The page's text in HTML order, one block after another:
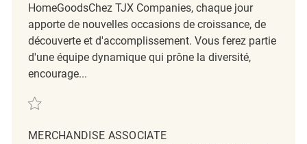
HomeGoodsChez TJX Companies, chaque jour
apporte de nouvelles occasions de croissance, de
découverte et d'accomplissement. Vous ferez partie
d'une équipe dynamique qui prône la diversité,
encourage...
Sauvegarder Merchandise Coordinator REQ142171
MERCHANDISE ASSOCIATE